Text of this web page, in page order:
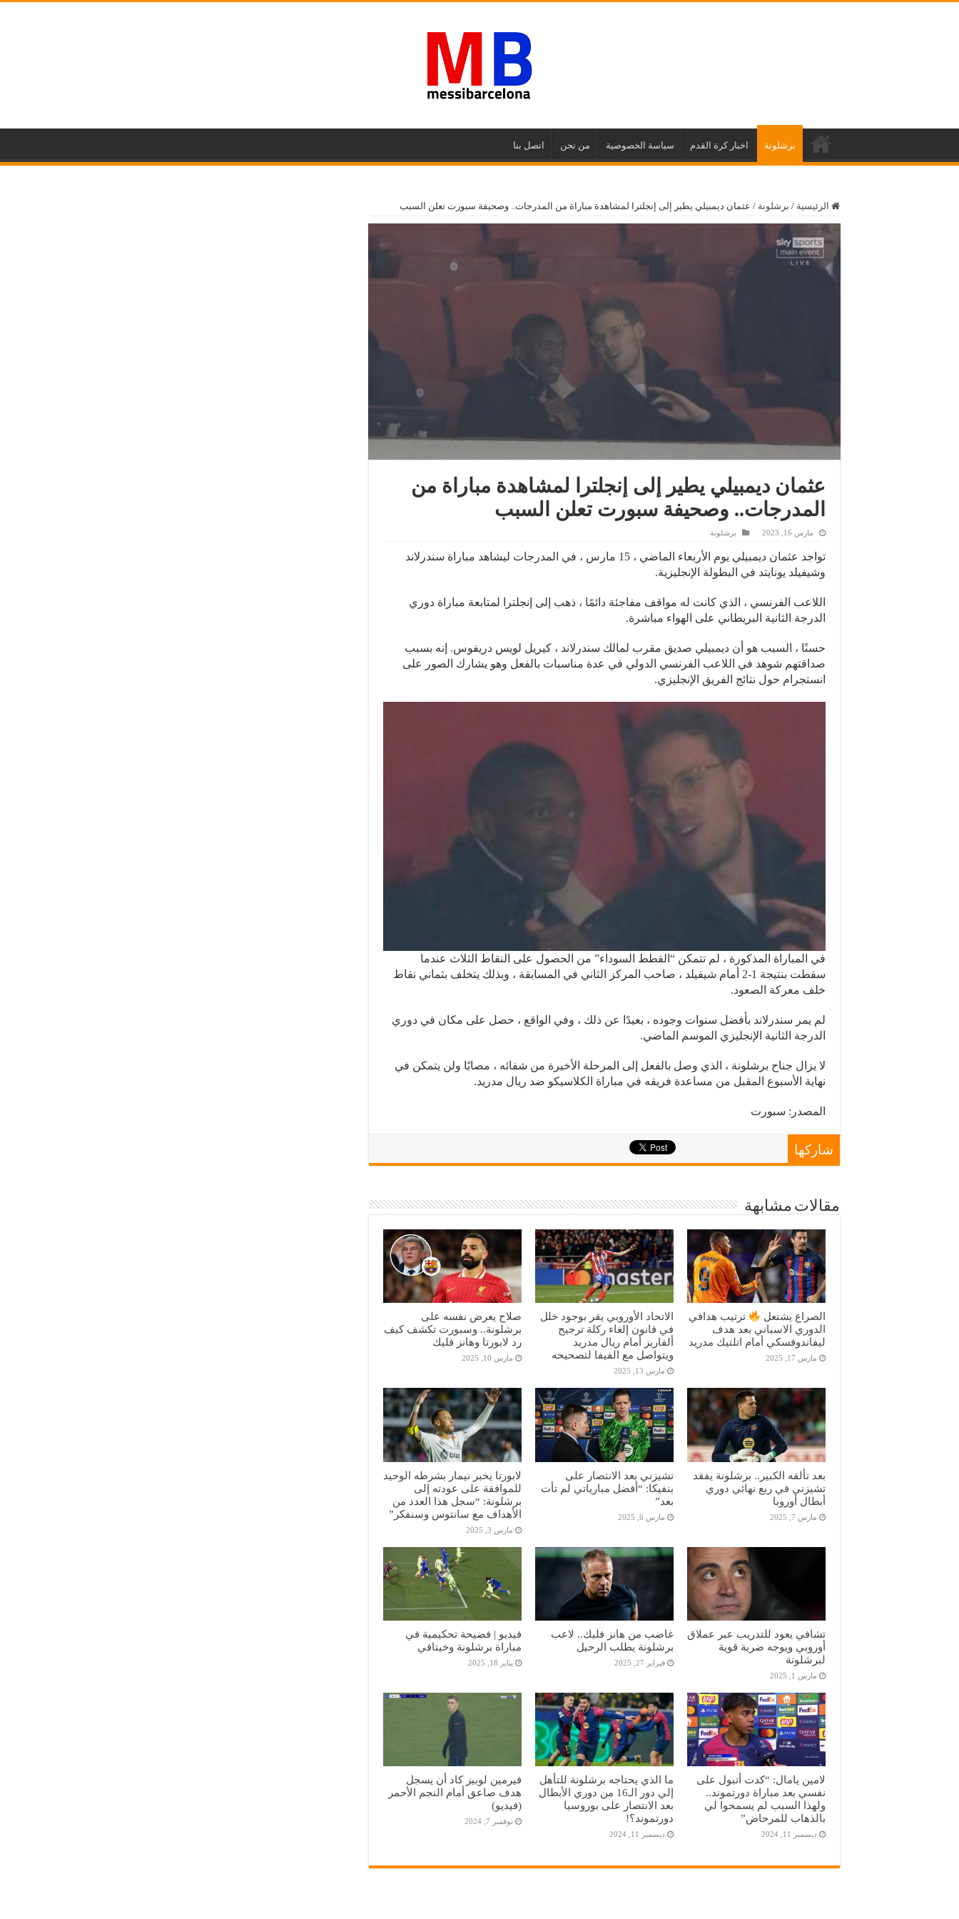
برشلونة اخبار كرة القدم سياسة الخصوصية من نحن اتصل بنا
الرئيسية / برشلونة / عثمان ديمبيلي يطير إلى إنجلترا لمشاهدة مباراة من المدرجات.. وصحيفة سبورت تعلن السبب
عثمان ديمبيلي يطير إلى إنجلترا لمشاهدة مباراة من
المدرجات.. وصحيفة سبورت تعلن السبب
مارس 16, 2023 برشلونة
تواجد عثمان ديمبيلي يوم الأربعاء الماضي ، 15 مارس ، في المدرجات ليشاهد مباراة سندرلاند
وشيفيلد يونايتد في البطولة الإنجليزية.
اللاعب الفرنسي ، الذي كانت له مواقف مفاجئة دائمًا ، ذهب إلى إنجلترا لمتابعة مباراة دوري
الدرجة الثانية البريطاني على الهواء مباشرة.
حسنًا ، السبب هو أن ديمبيلي صديق مقرب لمالك سندرلاند ، كيريل لويس دريفوس. إنه بسبب
صداقتهم شوهد في اللاعب الفرنسي الدولي في عدة مناسبات بالفعل وهو يشارك الصور على
انستجرام حول نتائج الفريق الإنجليزي.
في المباراة المذكورة ، لم تتمكن “القطط السوداء” من الحصول على النقاط الثلاث عندما
سقطت بنتيجة 1-2 أمام شيفيلد ، صاحب المركز الثاني في المسابقة ، وبذلك يتخلف بثماني نقاط
خلف معركة الصعود.
لم يمر سندرلاند بأفضل سنوات وجوده ، بعيدًا عن ذلك ، وفي الواقع ، حصل على مكان في دوري
الدرجة الثانية الإنجليزي الموسم الماضي.
لا يزال جناح برشلونة ، الذي وصل بالفعل إلى المرحلة الأخيرة من شفائه ، مصابًا ولن يتمكن في
نهاية الأسبوع المقبل من مساعدة فريقه في مباراة الكلاسيكو ضد ريال مدريد.
المصدر: سبورت
شاركها
مقالات مشابهة
الصراع يشتعل
ترتيب هدافي
الدوري الاسباني بعد هدف
ليفاندوفسكي أمام اتلتيك مدريد
مارس 17, 2025
الاتحاد الأوروبي يقر بوجود خلل
في قانون إلغاء ركلة ترجيح
ألفاريز أمام ريال مدريد
ويتواصل مع الفيفا لتصحيحه
مارس 13, 2025
صلاح يعرض نفسه على
برشلونة.. وسبورت تكشف كيف
رد لابورتا وهانز فليك
مارس 10, 2025
بعد تألقه الكبير.. برشلونة يفقد
تشيزني في ربع نهائي دوري
أبطال أوروبا
مارس 7, 2025
تشيزني بعد الانتصار على
بنفيكا: “أفضل مبارياتي لم تأت
بعد”
مارس 6, 2025
لابورتا يخبر نيمار بشرطه الوحيد
للموافقة على عودته إلى
برشلونة: “سجل هذا العدد من
الأهداف مع سانتوس وسنفكر”
مارس 3, 2025
تشافي يعود للتدريب عبر عملاق
أوروبي ويوجه ضربة قوية
لبرشلونة
مارس 1, 2025
غاضب من هانز فليك.. لاعب
برشلونة يطلب الرحيل
فبراير 27, 2025
فيديو | فضيحة تحكيمية في
مباراة برشلونة وخيتافي
يناير 18, 2025
لامين يامال: “كدت أتبول على
نفسي بعد مباراة دورتموند..
ولهذا السبب لم يسمحوا لي
بالذهاب للمرحاض”
ديسمبر 11, 2024
ما الذي يحتاجه برشلونة للتأهل
إلي دور الـ16 من دوري الأبطال
بعد الانتصار على بوروسيا
دورتموند؟!
ديسمبر 11, 2024
فيرمين لوبيز كاد أن يسجل
هدف صاعق أمام النجم الأحمر
(فيديو)
نوفمبر 7, 2024